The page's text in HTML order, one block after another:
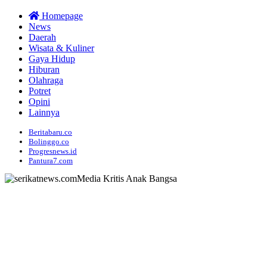
Homepage
News
Daerah
Wisata & Kuliner
Gaya Hidup
Hiburan
Olahraga
Potret
Opini
Lainnya
Beritabaru.co
Bolinggo.co
Progresnews.id
Pantura7.com